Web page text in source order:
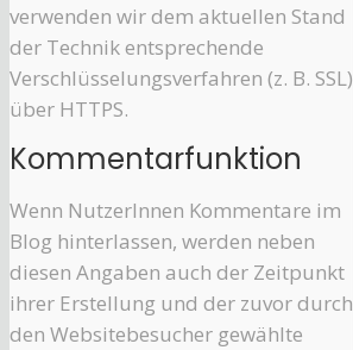
verwenden wir dem aktuellen Stand
der Technik entsprechende
Verschlüsselungsverfahren (z. B. SSL)
über HTTPS.
Kommentarfunktion
Wenn NutzerInnen Kommentare im
Blog hinterlassen, werden neben
diesen Angaben auch der Zeitpunkt
ihrer Erstellung und der zuvor durch
den Websitebesucher gewählte